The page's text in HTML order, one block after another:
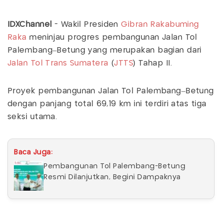
IDXChannel - Wakil PresidenGibran Rakabuming
Raka meninjau progres pembangunan Jalan Tol
Palembang–Betung yang merupakan bagian dari
Jalan Tol Trans Sumatera (JTTS) Tahap II.
Proyek pembangunan Jalan Tol Palembang–Betung
dengan panjang total 69,19 km ini terdiri atas tiga
seksi utama.
Baca Juga:
Pembangunan Tol Palembang-Betung
Resmi Dilanjutkan, Begini Dampaknya